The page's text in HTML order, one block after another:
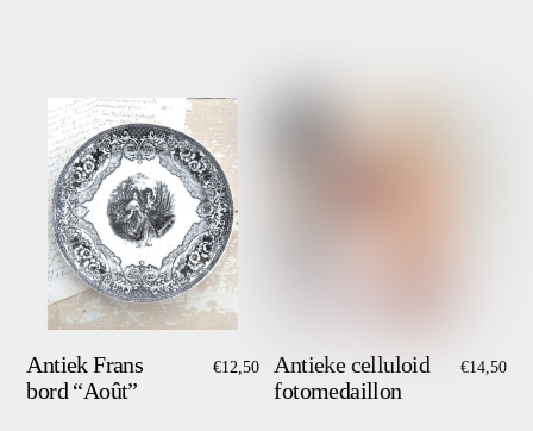
Antiek Frans
bord “Août”
€12,50
Antieke celluloid
fotomedaillon
€14,50